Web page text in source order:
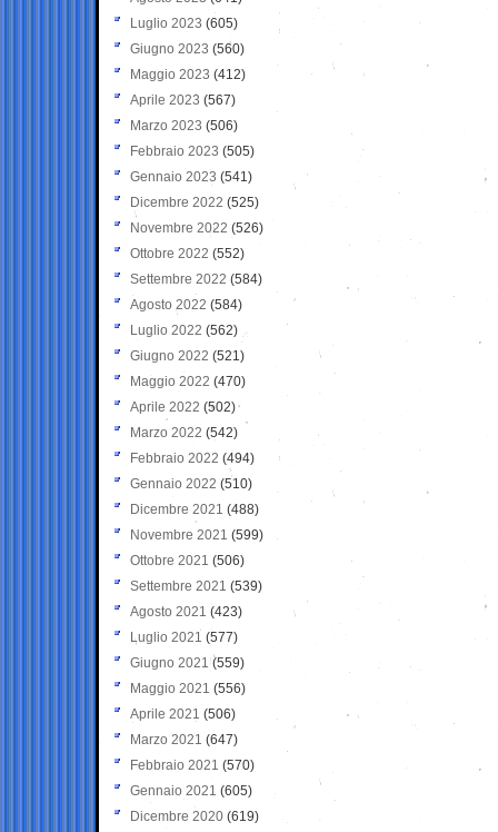
Luglio 2023 (605)
Giugno 2023 (560)
Maggio 2023 (412)
Aprile 2023 (567)
Marzo 2023 (506)
Febbraio 2023 (505)
Gennaio 2023 (541)
Dicembre 2022 (525)
Novembre 2022 (526)
Ottobre 2022 (552)
Settembre 2022 (584)
Agosto 2022 (584)
Luglio 2022 (562)
Giugno 2022 (521)
Maggio 2022 (470)
Aprile 2022 (502)
Marzo 2022 (542)
Febbraio 2022 (494)
Gennaio 2022 (510)
Dicembre 2021 (488)
Novembre 2021 (599)
Ottobre 2021 (506)
Settembre 2021 (539)
Agosto 2021 (423)
Luglio 2021 (577)
Giugno 2021(559)
Maggio 2021 (556)
Aprile 2021 (506)
Marzo 2021 (647)
Febbraio 2021 (570)
Gennaio 2021 (605)
Dicembre 2020 (619)